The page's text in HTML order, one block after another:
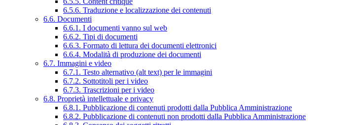
6.5.6. Traduzione e localizzazione dei contenuti
6.6. Documenti
6.6.1. I documenti vanno sul web
6.6.2. Tipi di documenti
6.6.3. Formato di lettura dei documenti elettronici
6.6.4. Modalità di produzione dei documenti
6.7. Immagini e video
6.7.1. Testo alternativo (alt text) per le immagini
6.7.2. Sottotitoli per i video
6.7.3. Trascrizioni per i video
6.8. Proprietà intellettuale e privacy
6.8.1. Pubblicazione di contenuti prodotti dalla Pubblica Amministrazione
6.8.2. Pubblicazione di contenuti non prodotti dalla Pubblica Amministrazione